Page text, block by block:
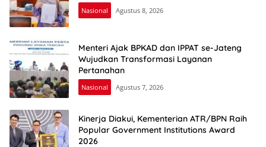
Nasional Agustus 8, 2026
Menteri Ajak BPKAD dan IPPAT se-Jateng
Wujudkan Transformasi Layanan
Pertanahan
Nasional Agustus 7, 2026
Kinerja Diakui, Kementerian ATR/BPN Raih
Popular Government Institutions Award
2026